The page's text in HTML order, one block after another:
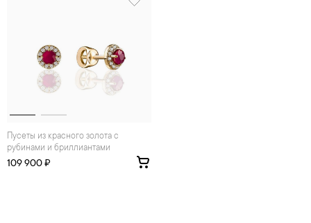
Пусеты из красного золота с
рубинами и бриллиантами
109 900 ₽